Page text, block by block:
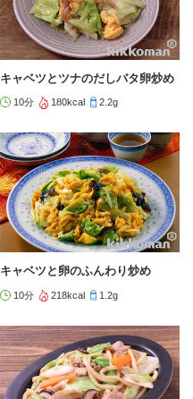
キャベツとツナのだしバタ卵炒め
10分 180kcal 2.2g
キャベツと卵のふんわり炒め
10分 218kcal 1.2g